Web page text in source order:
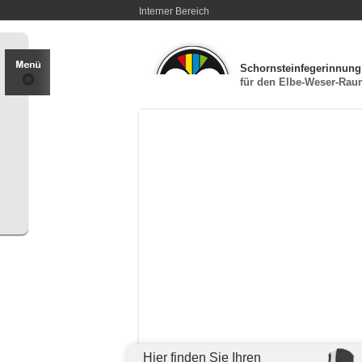
Interner Bereich
Hier finden Sie Ihren
für den Elbe-Weser-